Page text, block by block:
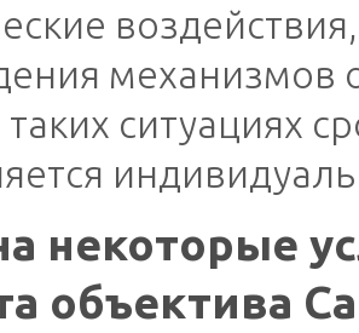
воздействия,
механизмов
таких ситуациях
некоторые
объектива